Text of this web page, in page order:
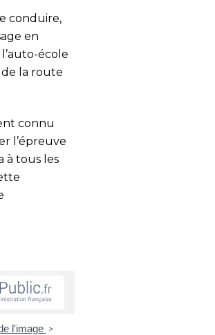
conduire,
en
école
de la route
connu
l’épreuve
à tous les
l'image >